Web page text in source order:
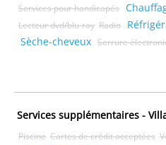
Services pour handicapés
Lecteur dvd/blu-ray Radio
Sèche-cheveux Serrure
Services supplémentaires -
Piscine Cartes de crédit acceptées